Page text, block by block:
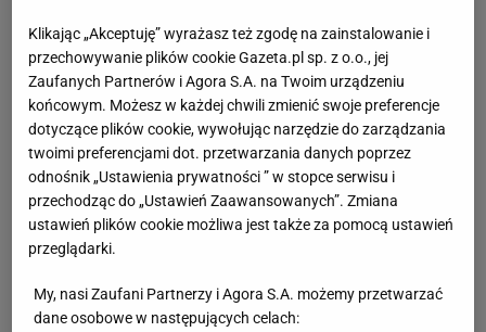
Klikając „Akceptuję” wyrażasz też zgodę na zainstalowanie i
przechowywanie plików cookie Gazeta.pl sp. z o.o., jej
Zaufanych Partnerów i Agora S.A. na Twoim urządzeniu
końcowym. Możesz w każdej chwili zmienić swoje preferencje
dotyczące plików cookie, wywołując narzędzie do zarządzania
twoimi preferencjami dot. przetwarzania danych poprzez
odnośnik „Ustawienia prywatności ” w stopce serwisu i
przechodząc do „Ustawień Zaawansowanych”. Zmiana
ustawień plików cookie możliwa jest także za pomocą ustawień
przeglądarki.
My, nasi Zaufani Partnerzy i Agora S.A. możemy przetwarzać
dane osobowe w następujących celach: